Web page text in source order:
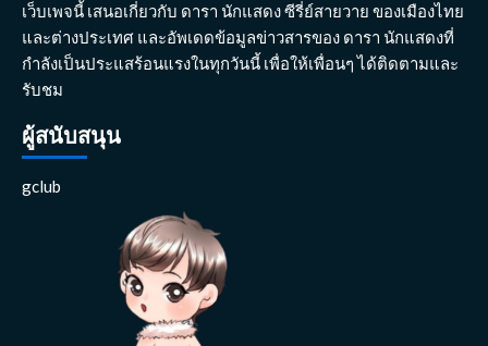
เว็บเพจนี้ เสนอเกี่ยวกับ ดารา นักแสดง ซีรี่ย์สายวาย ของเมืองไทย
และต่างประเทศ และอัพเดดข้อมูลข่าวสารของ ดารา นักแสดงที่
กำลังเป็นประแสร้อนแรงในทุกวันนี้ เพื่อให้เพื่อนๆ ได้ติดตามและ
รับชม
ผู้สนับสนุน
gclub